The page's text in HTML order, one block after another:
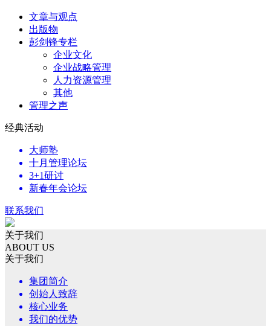
文章与观点
出版物
彭剑锋专栏
企业文化
企业战略管理
人力资源管理
其他
管理之声
经典活动
大师塾
十月管理论坛
3+1研讨
新春年会论坛
联系我们
关于我们
ABOUT US
关于我们
集团简介
创始人致辞
核心业务
我们的优势